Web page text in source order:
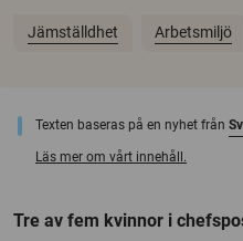
Jämställdhet Arbetsmiljö
Texten baseras på en nyhet från
Läs mer om vårt innehåll.
Tre av fem kvinnor i